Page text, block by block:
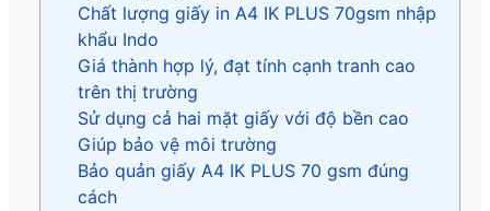
Chất lượng giấy in A4 IK PLUS 70gsm nhập
khẩu Indo
Giá thành hợp lý, đạt tính cạnh tranh cao
trên thị trường
Sử dụng cả hai mặt giấy với độ bền cao
Giúp bảo vệ môi trường
Bảo quản giấy A4 IK PLUS 70 gsm đúng
cách